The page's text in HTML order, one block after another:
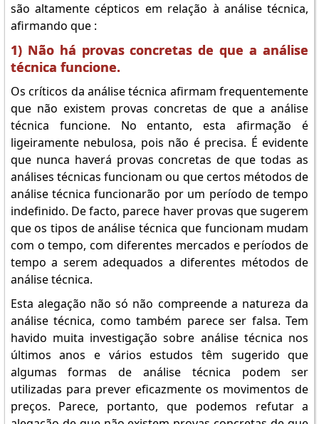
são altamente cépticos em relação à análise técnica,
afirmando que :
1) Não há provas concretas de que a análise
técnica funcione.
Os críticos da análise técnica afirmam frequentemente
que não existem provas concretas de que a análise
técnica funcione. No entanto, esta afirmação é
ligeiramente nebulosa, pois não é precisa. É evidente
que nunca haverá provas concretas de que todas as
análises técnicas funcionam ou que certos métodos de
análise técnica funcionarão por um período de tempo
indefinido. De facto, parece haver provas que sugerem
que os tipos de análise técnica que funcionam mudam
com o tempo, com diferentes mercados e períodos de
tempo a serem adequados a diferentes métodos de
análise técnica.
Esta alegação não só não compreende a natureza da
análise técnica, como também parece ser falsa. Tem
havido muita investigação sobre análise técnica nos
últimos anos e vários estudos têm sugerido que
algumas formas de análise técnica podem ser
utilizadas para prever eficazmente os movimentos de
preços. Parece, portanto, que podemos refutar a